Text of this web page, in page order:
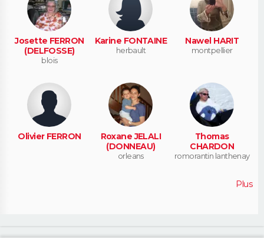
Josette FERRON
(DELFOSSE)
blois
Karine FONTAINE
herbault
Nawel HARIT
montpellier
Olivier FERRON
Roxane JELALI
(DONNEAU)
orleans
Thomas
CHARDON
romorantin lanthenay
Plus